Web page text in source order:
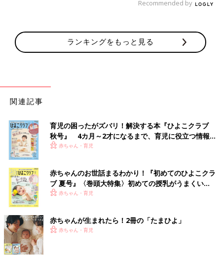
Recommended by
ランキングをもっと見る
関連記事
育児の困ったがズバリ！解決する本『ひよこクラブ
秋号』 4カ月～2才になるまで、育児に役立つ情報が
いっぱい！
赤ちゃん・育児
赤ちゃんのお世話まるわかり！『初めてのひよこクラ
ブ 夏号』〈巻頭大特集〉初めての授乳がうまくい
く！ おっぱい・ミルクの基本と夏のトラブル 解決テ
赤ちゃん・育児
赤ちゃんが生まれたら！2冊の「たまひよ」
赤ちゃん・育児